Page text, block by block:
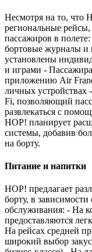
Несмотря на то, что
региональные рейсы,
пассажиров в
бортовые журналы и
установлены
и играми -
приложению Air
личных устройствах
Fi, позволяющий
развлекаться с
HOP! планирует
системы, добавив
на борту.
Питание и напитки
HOP! предлагает
борту, в зависимости
обслуживания: - На
предоставляются
На рейсах средней
широкий выбор